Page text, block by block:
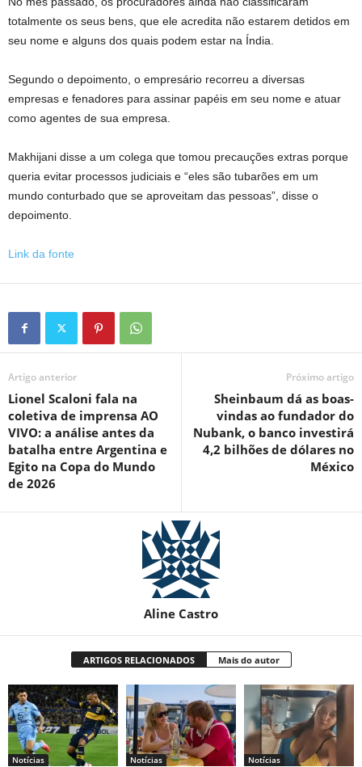
totalmente os seus bens, que ele acredita não estarem detidos em
seu nome e alguns dos quais podem estar na Índia.
Segundo o depoimento, o empresário recorreu a diversas
empresas e fenadores para assinar papéis em seu nome e atuar
como agentes de sua empresa.
Makhijani disse a um colega que tomou precauções extras porque
queria evitar processos judiciais e “eles são tubarões em um
mundo conturbado que se aproveitam das pessoas”, disse o
depoimento.
Link da fonte
Artigo anterior
Lionel Scaloni fala na
coletiva de imprensa AO
VIVO: a análise antes da
batalha entre Argentina e
Egito na Copa do Mundo
de 2026
Próximo artigo
Sheinbaum dá as boas-
vindas ao fundador do
Nubank, o banco investirá
4,2 bilhões de dólares no
México
Aline Castro
ARTIGOS RELACIONADOS Mais do autor
Notícias Notícias Notícias